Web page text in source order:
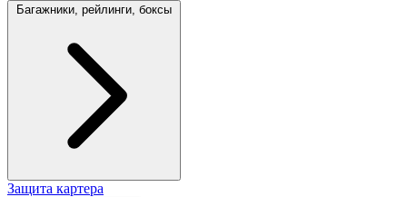
Багажники, рейлинги, боксы
Защита картера